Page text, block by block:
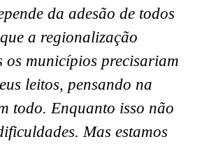
da adesão de todos
a regionalização
os municípios precisariam
leitos, pensando na
todo. Enquanto isso não
Mas estamos